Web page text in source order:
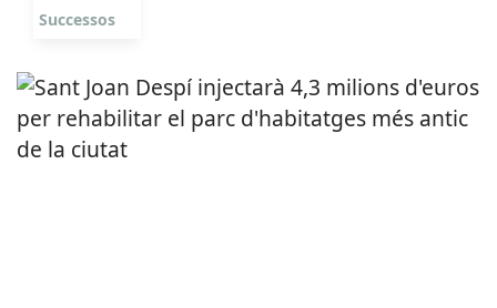
Successos